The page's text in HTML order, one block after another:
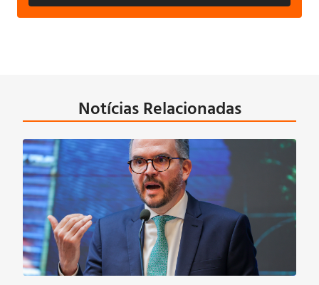
Notícias Relacionadas